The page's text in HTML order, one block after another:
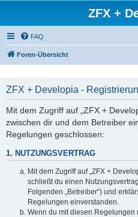
ZFX +
FAQ
Foren-Übersicht
ZFX + Developia -
Mit dem Zugriff auf „ZFX +
zwischen dir und dem Betreiber
Regelungen geschlossen:
1. NUTZUNGSVERTRAG
Mit dem Zugriff auf „ZFX +
schließt du einen
Folgenden „Betreiber“) und
Regelungen einverstanden.
Wenn du mit diesen Regelungen